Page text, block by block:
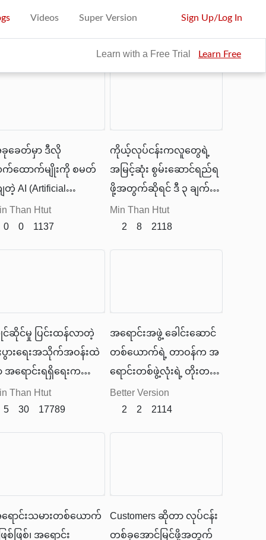
Videos Super Version Sign Up/Log In
Learn with a Free Trial Learn Free
ေတ်မှာ ဒီလို
ထောက်မျိုးကို စမတ်
တဲ့ AI (Artificial
နည်းပညာတွေ
ကနေ ဖန်တီးပေးနိုင်နေပါပြီ။
"Agentic AI" လို့ ခေါ်ဆို
Than Htut
0 0 1137
ကိုယ့်လုပ်ငန်းကလူတွေရဲ့
အမြင့်ဆုံး စွမ်းဆောင်ရည်ရ
ဖို့အတွက်ဆိုရင် ဒီ ၃ ချက်ကို
သေချာ စဥ်းစားပြီး ပြင်ဆင်
လုပ်ဆောင်သင့်တယ်။
Min Than Htut
2 8 2118
င်ဆိုင်မှု ပြင်းထန်လာတဲ့
ပွားရေးအသိုက်အဝန်းထဲ
အရောင်းရရှိရေးက
ငန်းတိုင်းရဲ့
အသက်သွေးကြောဖြစ်လာ
။ အရောင်းမရှိရင် သွေး
Than Htut
5 30 17789
အရောင်းအဖွဲ့ ခေါင်းဆောင်
တစ်ယောက်ရဲ့ တာဝန်က အ
ရောင်းတစ်ဖွဲ့လုံးရဲ့ တိုးတက်
ရေးကို တာဝန်ယူရတာအပြင်
လုပ်ငန်းကုမ္ပဏီရဲ့ တိုးတက်
ရေးကိုလည်းတာ၀န်ယူရတဲ့
အပေါ်မှာ အများကြီးမူတည်
ပါတယ်။
Better Version
2 2 2114
ောင်းသမားတစ်ယောက် Customers ဆိုတာ လုပ်ငန်း